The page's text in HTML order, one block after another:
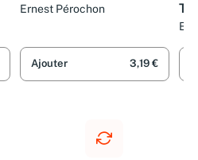
Ernest Pérochon
Ajouter 3,19 €